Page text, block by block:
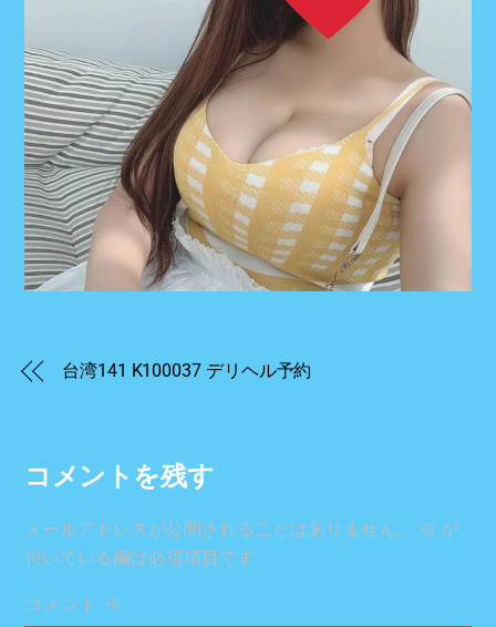
台湾141 K100037 デリヘル予約
コメントを残す
メールアドレスが公開されることはありません。 ※ が
付いている欄は必須項目です
コメント ※